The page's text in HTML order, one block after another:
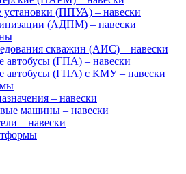
(ППУА) – навески
(АДПМ) – навески
скважин (АИС) – навески
автобусы (ГПА) – навески
автобусы (ГПА) с КМУ – навески
– навески
машины – навески
– навески